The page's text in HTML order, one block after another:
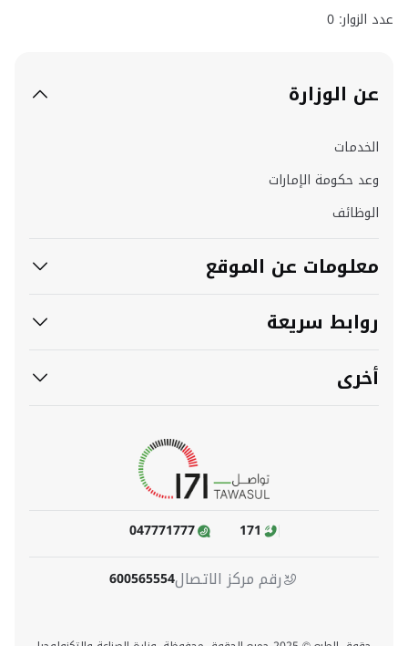
عدد الزوار: 0
عن الوزارة
الخدمات
وعد حكومة الإمارات
الوظائف
معلومات عن الموقع
روابط سريعة
أخرى
171
047771777
رقم مركز الاتصال600565554